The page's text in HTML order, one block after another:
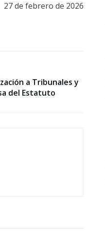
27 de febrero de 2026
a Tribunales y
del Estatuto